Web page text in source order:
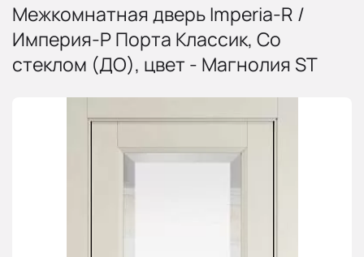
Межкомнатная дверь Imperia-R /
Империя-Р Порта Классик, Со
стеклом (ДО), цвет - Магнолия ST